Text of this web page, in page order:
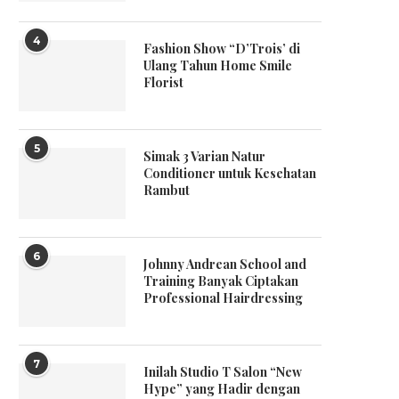
4
Fashion Show “D’Trois’ di
Ulang Tahun Home Smile
Florist
5
Simak 3 Varian Natur
Conditioner untuk Kesehatan
Rambut
6
Johnny Andrean School and
Training Banyak Ciptakan
Professional Hairdressing
7
Inilah Studio T Salon “New
Hype” yang Hadir dengan